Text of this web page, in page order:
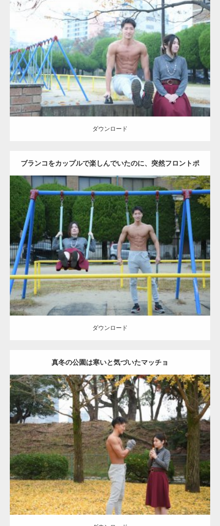
Update:2021.07.6
Category:公園のマッチョ その他 AKIHITO(細マッチョ) 腹筋
ダウンロード
ダウンロード
ブランコをカップルで楽しんでいたのに、突然フロントポ
ーズをするマッチョ
Update: 2021.07.6
Category:公園のマッチョ その他 AKIHITO(細マッチョ) 腹筋 大胸筋
ダウンロード
ダウンロード
真冬の公園は寒いと気づいたマッチョ
Update: 2021.07.8
Category:公園のマッチョ その他 AKIHITO(細マッチョ) 上腕三頭筋
肩
ダウンロード